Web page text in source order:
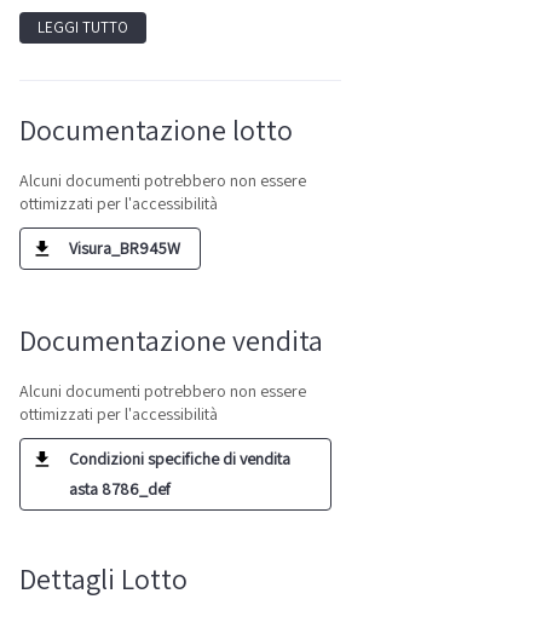
LEGGI TUTTO
Documentazione lotto
Alcuni documenti potrebbero non essere
ottimizzati per l'accessibilità
Visura_BR945W
Documentazione vendita
Alcuni documenti potrebbero non essere
ottimizzati per l'accessibilità
Condizioni specifiche di vendita
asta 8786_def
Dettagli Lotto